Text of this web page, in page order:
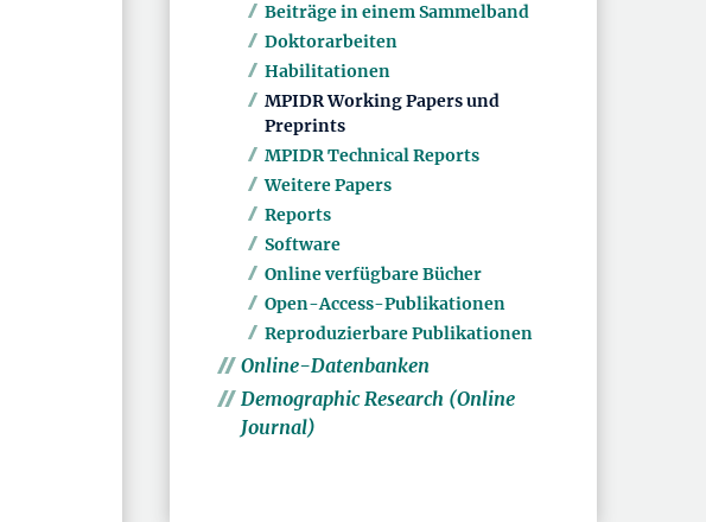
Beiträge in einem Sammelband
Doktorarbeiten
Habilitationen
MPIDR Working Papers und
Preprints
MPIDR Technical Reports
Weitere Papers
Reports
Software
Online verfügbare Bücher
Open-Access-Publikationen
Reproduzierbare Publikationen
Online-Datenbanken
Demographic Research (Online
Journal)